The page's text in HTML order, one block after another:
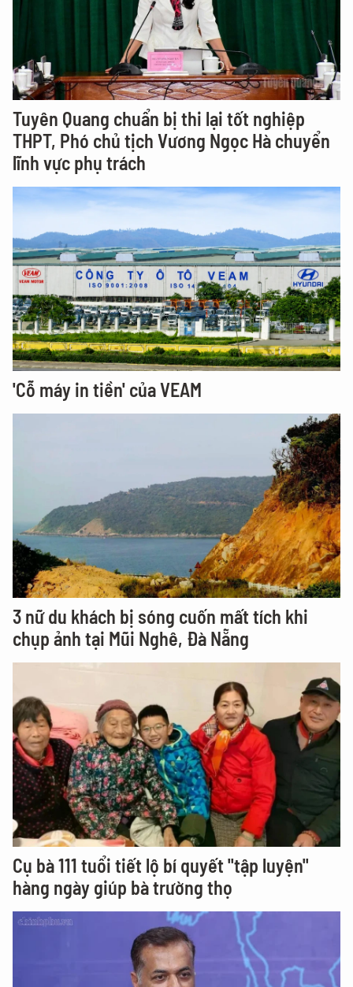
Tuyên Quang chuẩn bị thi lại tốt nghiệp
THPT, Phó chủ tịch Vương Ngọc Hà chuyển
lĩnh vực phụ trách
'Cỗ máy in tiền' của VEAM
3 nữ du khách bị sóng cuốn mất tích khi
chụp ảnh tại Mũi Nghê, Đà Nẵng
Cụ bà 111 tuổi tiết lộ bí quyết "tập luyện"
hàng ngày giúp bà trường thọ